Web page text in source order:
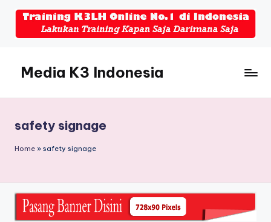
Media K3 Indonesia
Seputar
Dunia
K3LH
safety signage
Home » safety signage